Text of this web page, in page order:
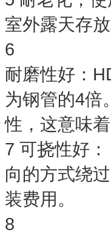
室外露天存
6
耐磨性好：
为钢管的4倍
性，这意味
7 可挠性好
向的方式绕
装费用。
8